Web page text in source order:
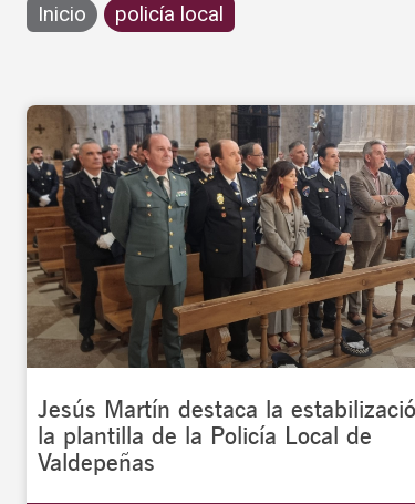
Inicio policía local
Jesús Martín destaca la
la plantilla de la Policía Local de
Valdepeñas